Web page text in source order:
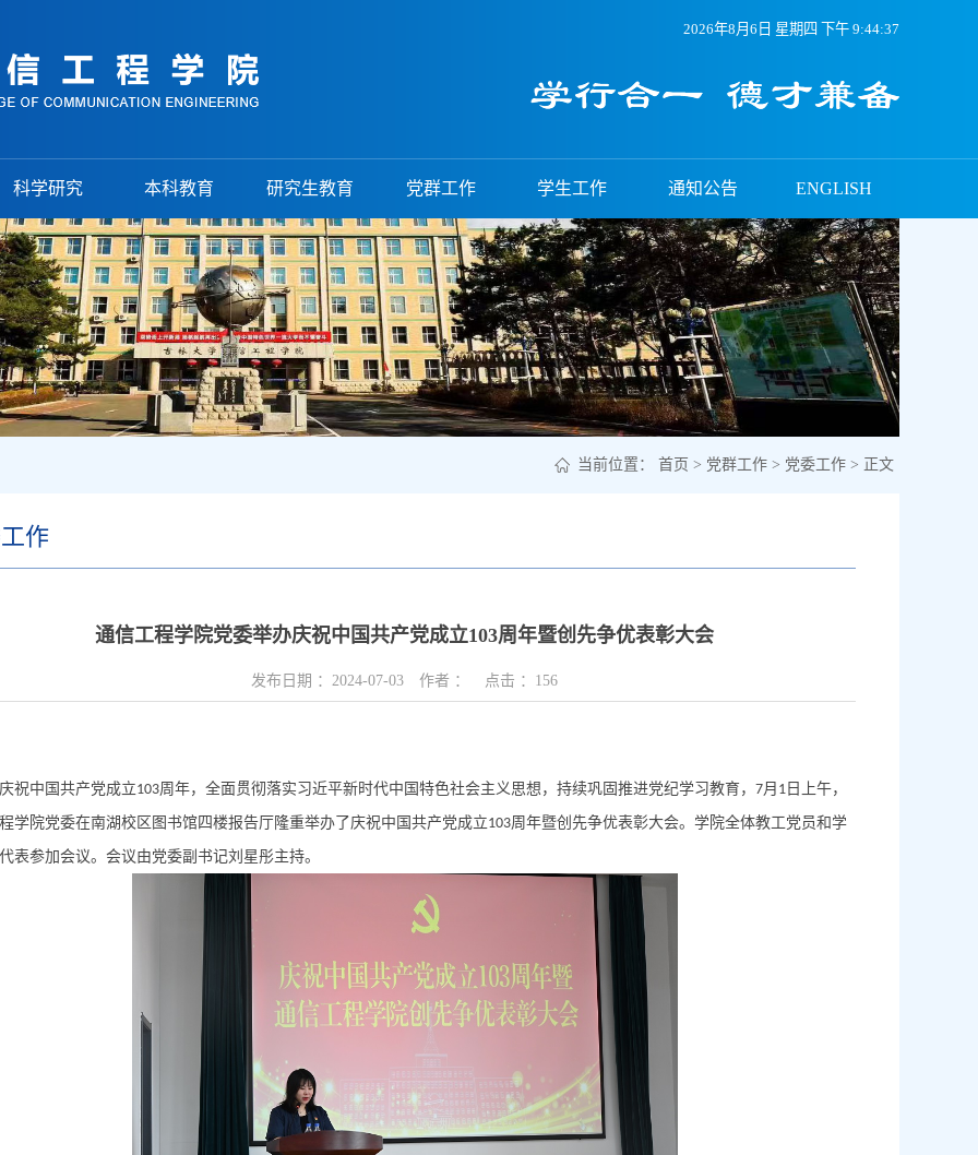
2026年8月6日 星期四 下午 9:44:39
科学研究 本科教育 研究生教育 党群工作 学生工作 通知公告 ENGLISH
当前位置： 首页 > 党群工作 > 党委工作 > 正文
作
通信工程学院党委举办庆祝中国共产党成立103周年暨创先争优表彰大会
发布日期 ： 2024-07-03 作者 ： 点击 ： 156
祝中国共产党成立103周年，全面贯彻落实习近平新时代中国特色社会主义思想，持续巩固推进党纪学习教育， 7月 1 日上午，
学院党委在南湖校区图书馆四楼报告厅隆重举办了庆祝中国共产党成立103周年暨创先争优表彰大会。学院全体教工党员和学
表参加会议。会议由党委副书记刘星彤主持。